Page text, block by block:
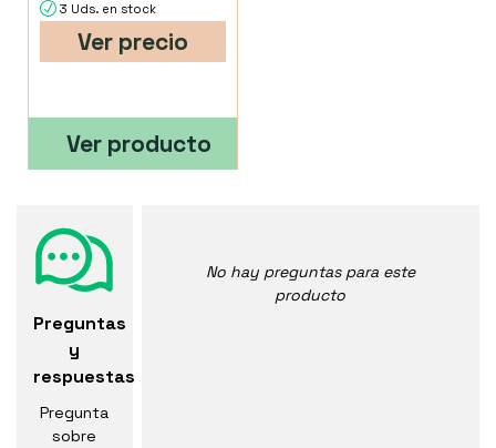
3 Uds. en stock
Ver precio
Ver producto
Preguntas
y
respuestas
Pregunta
sobre
No hay preguntas para este
producto